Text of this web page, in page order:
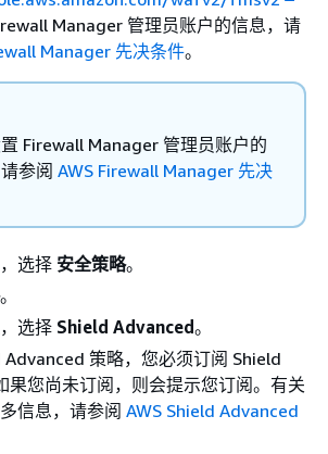
Manager 管理员账户的信息，请
Manager 先决条件。
Firewall Manager 管理员账户的
参阅 AWS Firewall Manager 先决
选择 安全策略。
。
，选择 Shield Advanced。
策略，您必须订阅 Shield
果您尚未订阅，则会提示您订阅。有关
信息，请参阅 AWS Shield Advanced